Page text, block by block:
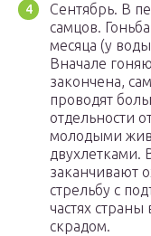
Сентябрь. В
самцов.
месяца (у
Вначале
закончена,
проводят
отдельности
молодыми
двухлетками.
заканчивают
стрельбу с
частях страны
скрадом.